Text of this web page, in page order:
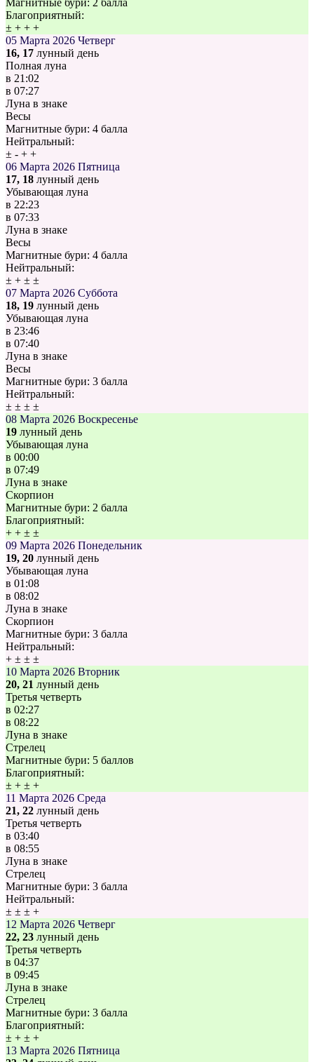
Магнитные бури: 2 балла
Благоприятный:
± + + +
05 Марта 2026 Четверг
16, 17 лунный день
Полная луна
в 21:02
в 07:27
Луна в знаке
Весы
Магнитные бури: 4 балла
Нейтральный:
± - + +
06 Марта 2026 Пятница
17, 18 лунный день
Убывающая луна
в 22:23
в 07:33
Луна в знаке
Весы
Магнитные бури: 4 балла
Нейтральный:
± + ± ±
07 Марта 2026 Суббота
18, 19 лунный день
Убывающая луна
в 23:46
в 07:40
Луна в знаке
Весы
Магнитные бури: 3 балла
Нейтральный:
± ± ± ±
08 Марта 2026 Воскресенье
19 лунный день
Убывающая луна
в 00:00
в 07:49
Луна в знаке
Скорпион
Магнитные бури: 2 балла
Благоприятный:
+ + ± ±
09 Марта 2026 Понедельник
19, 20 лунный день
Убывающая луна
в 01:08
в 08:02
Луна в знаке
Скорпион
Магнитные бури: 3 балла
Нейтральный:
+ ± ± ±
10 Марта 2026 Вторник
20, 21 лунный день
Третья четверть
в 02:27
в 08:22
Луна в знаке
Стрелец
Магнитные бури: 5 баллов
Благоприятный:
± + ± +
11 Марта 2026 Среда
21, 22 лунный день
Третья четверть
в 03:40
в 08:55
Луна в знаке
Стрелец
Магнитные бури: 3 балла
Нейтральный:
± ± ± +
12 Марта 2026 Четверг
22, 23 лунный день
Третья четверть
в 04:37
в 09:45
Луна в знаке
Стрелец
Магнитные бури: 3 балла
Благоприятный:
± + ± +
13 Марта 2026 Пятница